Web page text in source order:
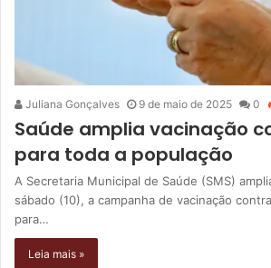
Juliana Gonçalves 9 de maio de 2025 0
Saúde amplia vacinação
para toda a população
A Secretaria Municipal de Saúde (SMS)
sábado (10), a campanha de vacinação
para…
Leia mais »